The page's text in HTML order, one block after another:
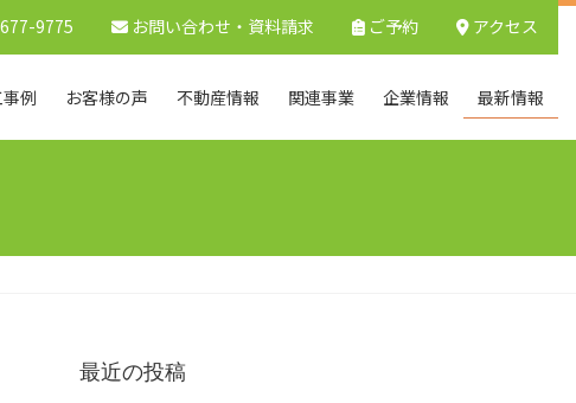
例 お客様の声 不動産情報 関連事業 企業情報 最新情報
9775 お問い合わせ ・資料請求 ご予約 アクセス
最近の投稿